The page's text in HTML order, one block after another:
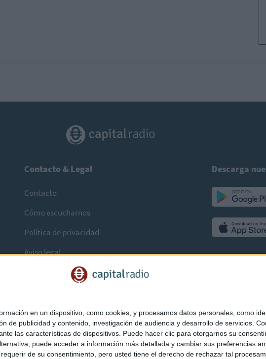
en un dispositivo, como cookies, y procesamos datos personales, como
de publicidad y contenido, investigación de audiencia y desarrollo de servicios.
las características de dispositivos. Puede hacer clic para otorgarnos su
puede acceder a información más detallada y cambiar sus preferencias
de su consentimiento, pero usted tiene el derecho de rechazar tal
Contacto & Legal
Contacto
Cómo escucharnos
Política de privacidad
Aviso legal
Descarga